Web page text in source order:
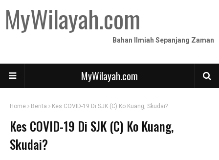
MyWilayah.com
Bahan Ilmiah Sepanjang Zaman
MyWilayah.com
Home Berita Kes COVID-19 Di SJK (C) Ko Kuang, Skudai?
Kes COVID-19 Di SJK (C) Ko Kuang,
Skudai?